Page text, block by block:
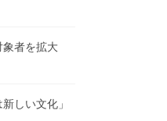
者を拡大
しい文化」